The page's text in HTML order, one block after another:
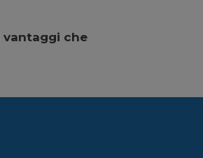
vantaggi che